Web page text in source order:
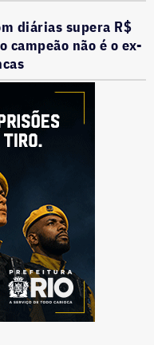
diárias supera R$
campeão não é o ex-